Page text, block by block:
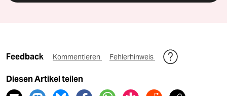
Feedback Kommentieren Fehlerhinweis
Diesen Artikel teilen